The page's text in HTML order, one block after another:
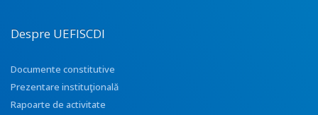
Despre UEFISCDI
Documente constitutive
Prezentare instituţională
Rapoarte de activitate